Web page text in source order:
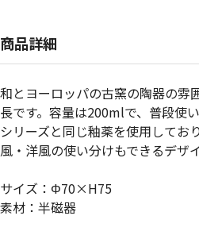
商品詳細
和とヨーロッパの古窯の陶器の雰
長です。容量は200mlで、普段使
シリーズと同じ釉薬を使用してお
風・洋風の使い分けもできるデザ
サイズ：Φ70×H75
素材：半磁器